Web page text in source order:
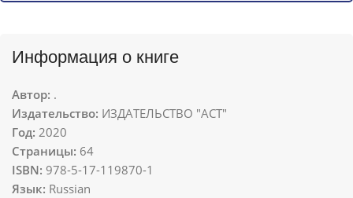
Информация о книге
Автор: .
Издательство: ИЗДАТЕЛЬСТВО "АСТ"
Год: 2020
Страницы: 64
ISBN: 978-5-17-119870-1
Язык: Russian